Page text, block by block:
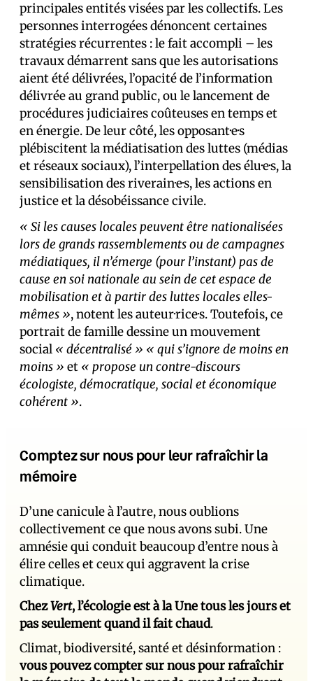
principales entités visées par les collectifs. Les
personnes interrogées dénoncent certaines
stratégies récurrentes : le fait accompli – les
travaux démarrent sans que les autorisations
aient été délivrées, l’opacité de l’information
délivrée au grand public, ou le lancement de
procédures judiciaires coûteuses en temps et
en énergie. De leur côté, les opposant·e·s
plébiscitent la médiatisation des luttes (médias
et réseaux sociaux), l’interpellation des élu·e·s, la
sensibilisation des riverain·e·s, les actions en
justice et la désobéissance civile.
« Si les causes locales peuvent être nationalisées
lors de grands rassemblements ou de campagnes
médiatiques, il n’émerge (pour l’instant) pas de
cause en soi nationale au sein de cet espace de
mobilisation et à partir des luttes locales elles-
mêmes », notent les auteur·rice·s. Toutefois, ce
portrait de famille dessine un mouvement
social « décentralisé » « qui s’ignore de moins en
moins » et « propose un contre-discours
écologiste, démocratique, social et économique
cohérent ».
Comptez sur nous pour leur rafraîchir la
mémoire
D’une canicule à l’autre, nous oublions
collectivement ce que nous avons subi. Une
amnésie qui conduit beaucoup d’entre nous à
élire celles et ceux qui aggravent la crise
climatique.
ChezVert, l’écologie est à la Une tous les jours et
pas seulement quand il fait chaud.
Climat, biodiversité, santé et désinformation :
vous pouvez compter sur nous pour rafraîchir